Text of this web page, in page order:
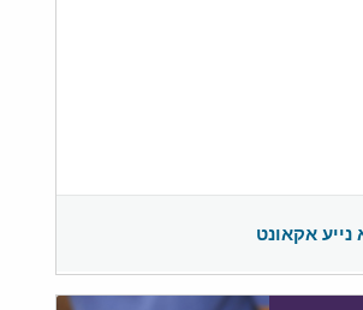
נייע אקאונט